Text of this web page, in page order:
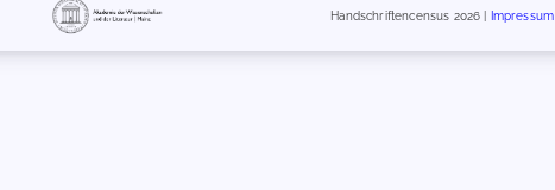
Handschriftencensus 2026 | Impressum